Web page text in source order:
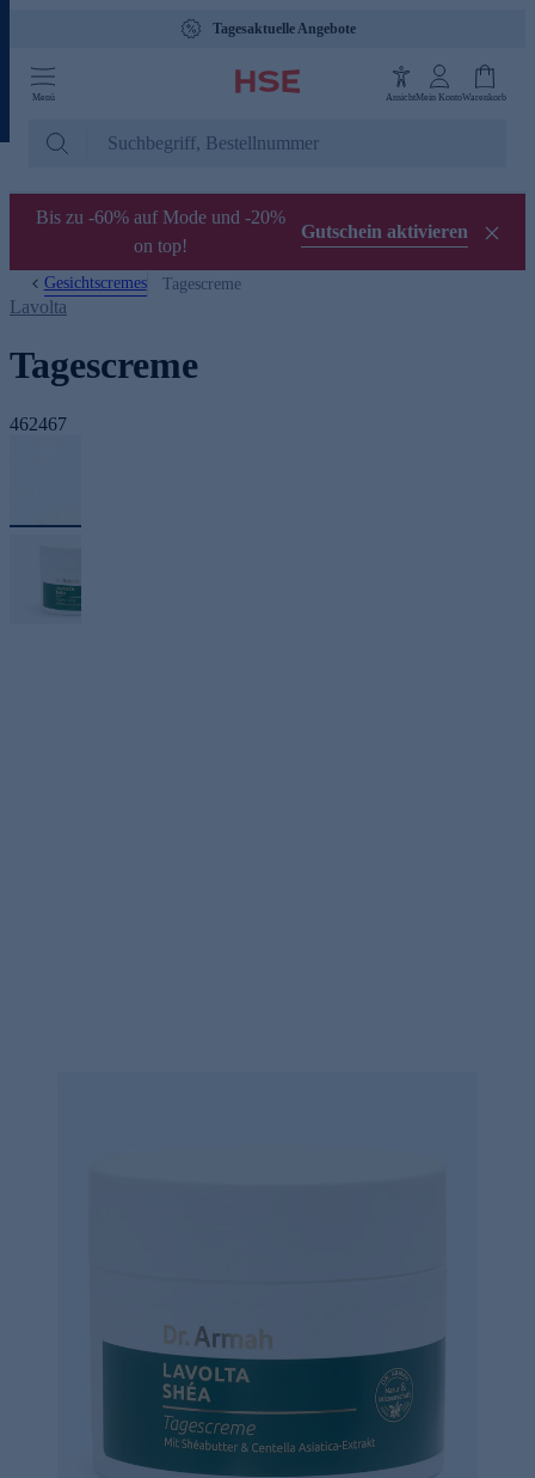
Gebührenfreie Hotline 0800 29 88 88
Menü AnsichtMein KontoWarenkorb
Bis zu -60% auf Mode und -20%
on top!
Gutschein aktivieren
Gesichtscremes Tagescreme
Lavolta
Tagescreme
462467